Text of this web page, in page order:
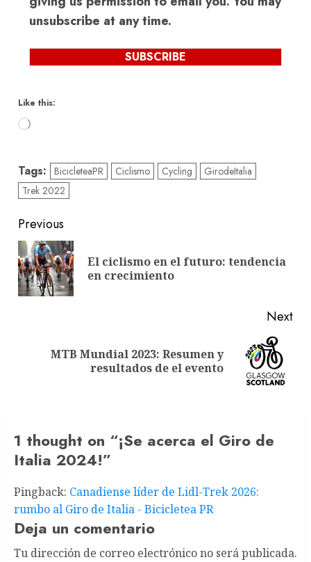
unsubscribe at any time.
SUBSCRIBE
Like this:
Loading…
Tags: BicicleteaPR Ciclismo Cycling
GirodeItalia
Trek 2022
Post
navigation
Previous
El ciclismo en el futuro: tendencia
en crecimiento
Next
MTB Mundial 2023: Resumen y
resultados de el evento
1 thought on “¡Se acerca el Giro de
Italia 2024!”
Pingback: Canadiense líder de Lidl-Trek 2026:
rumbo al Giro de Italia - Bicicletea PR
Deja un comentario
Tu dirección de correo electrónico no será publicada.